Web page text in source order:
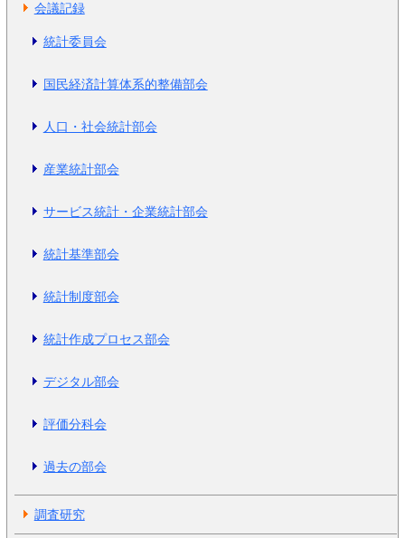
会議記録
統計委員会
国民経済計算体系的整備部会
人口・社会統計部会
産業統計部会
サービス統計・企業統計部会
統計基準部会
統計制度部会
統計作成プロセス部会
デジタル部会
評価分科会
過去の部会
調査研究